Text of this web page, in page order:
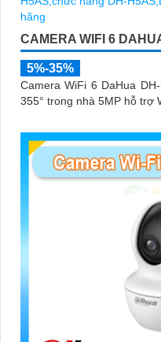
CAMERA WIFI 6
5%-35%
Camera WiFi 6 DaHua
355° trong nhà 5MP hỗ trợ